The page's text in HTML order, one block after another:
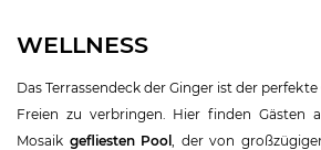
WELLNESS
Das Terrassendeck der Ginger ist der
Freien zu verbringen. Hier finden Gästen
Mosaik gefliesten Pool , der von